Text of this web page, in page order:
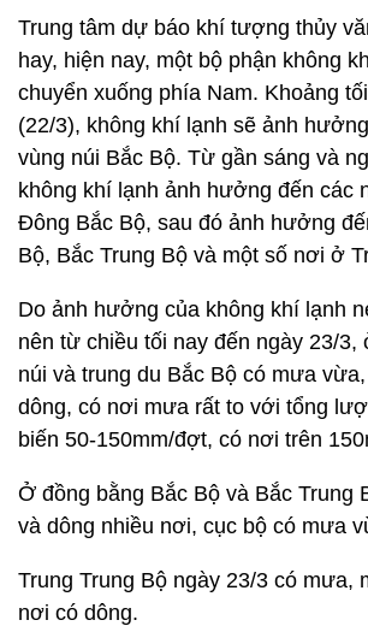
Trung tâm dự báo khí tượng thủy
hay, hiện nay, một bộ phận không
chuyển xuống phía Nam. Khoảng
(22/3), không khí lạnh sẽ ảnh
vùng núi Bắc Bộ. Từ gần sáng và
không khí lạnh ảnh hưởng đến các
Đông Bắc Bộ, sau đó ảnh hưởng
Bộ, Bắc Trung Bộ và một số nơi ở
Do ảnh hưởng của không khí lạnh
nên từ chiều tối nay đến ngày 23/3,
núi và trung du Bắc Bộ có mưa
dông, có nơi mưa rất to với tổng
biến 50-150mm/đợt, có nơi trên
Ở đồng bằng Bắc Bộ và Bắc Trung
và dông nhiều nơi, cục bộ có mưa
Trung Trung Bộ ngày 23/3 có mưa,
nơi có dông.